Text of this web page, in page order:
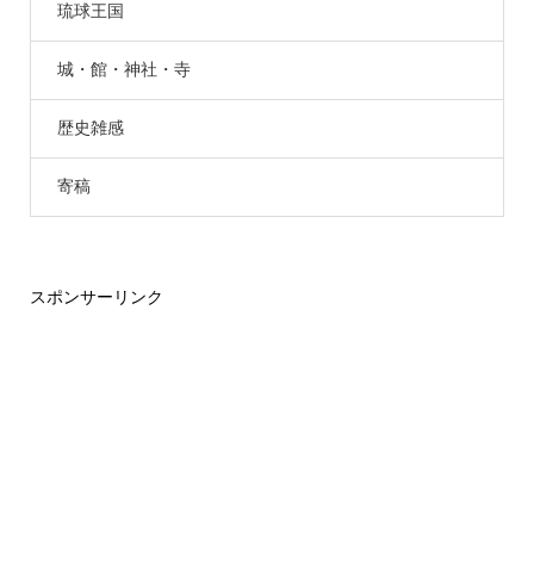
琉球王国
城・館・神社・寺
歴史雑感
寄稿
スポンサーリンク